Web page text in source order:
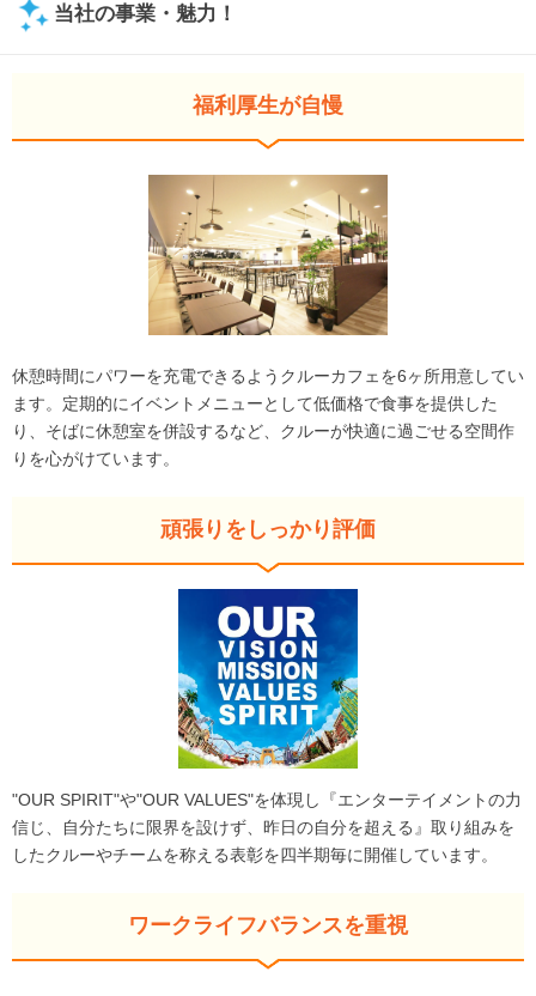
当社の事業・魅力！
福利厚生が自慢
休憩時間にパワーを充電できるようクルーカフェを6ヶ所用意してい
ます。定期的にイベントメニューとして低価格で食事を提供した
り、そばに休憩室を併設するなど、クルーが快適に過ごせる空間作
りを心がけています。
頑張りをしっかり評価
"OUR SPIRIT"や"OUR VALUES"を体現し『エンターテイメントの力
信じ、自分たちに限界を設けず、昨日の自分を超える』取り組みを
したクルーやチームを称える表彰を四半期毎に開催しています。
ワークライフバランスを重視